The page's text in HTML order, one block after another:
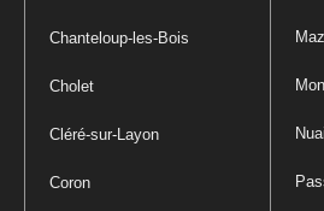
Chanteloup-les-Bois
Cholet
Cléré-sur-Layon
Coron